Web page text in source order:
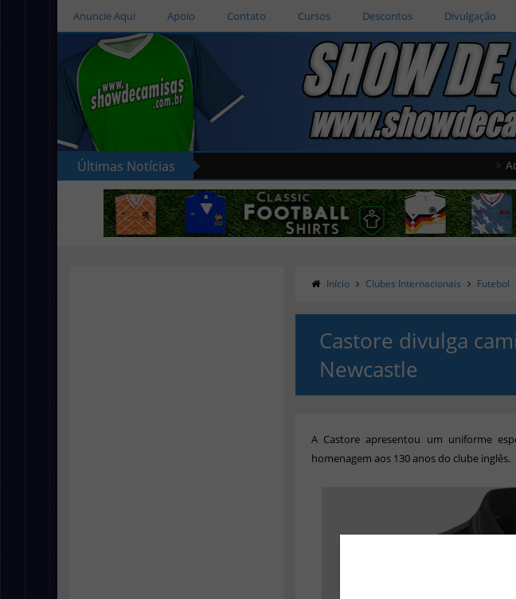
Anuncie Aqui Apoio Contato Cursos Descontos Divulgação
Últimas Notícias Adidas
Início Clubes Internacionais Futebol
Castore divulga
Newcastle
A Castore apresentou um uniforme
homenagem aos 130 anos do clube inglês.